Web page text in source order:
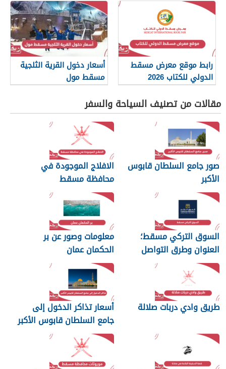
رابط موقع معرض مسقط
الدولي للكتاب 2026
أسعار دخول القرية الثلجية
مسقط مول
مقالات من تصنيف السياحة والسفر
صور جامع السلطان قابوس
الأكبر
الافلاج الموجودة في
محافظة مسقط
السوق التركي مسقط؛
العنوان وطرق التواصل
معلومات وصور عن بر
الحكمان عمان
طريق وادي دربات صلالة
أسعار تذاكر الدخول إلى
جامع السلطان قابوس الأكبر